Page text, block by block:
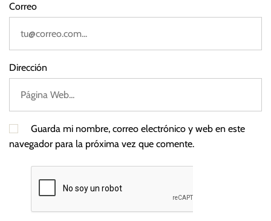
Correo
Dirección
Guarda mi nombre, correo electrónico y web en este
navegador para la próxima vez que comente.